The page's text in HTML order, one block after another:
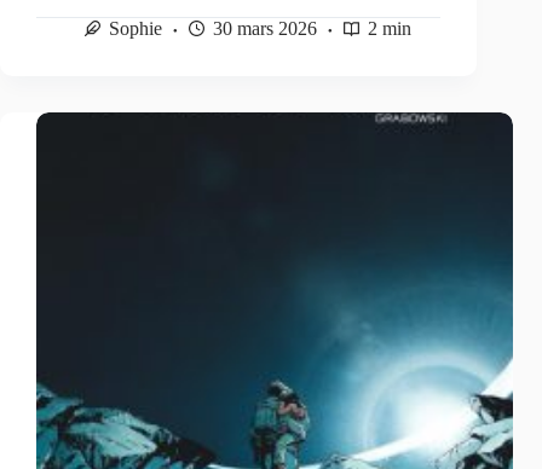
Sophie
30 mars 2026 2 min